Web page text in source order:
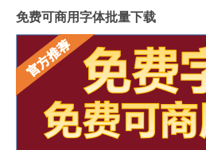
免费可商用字体批量下载